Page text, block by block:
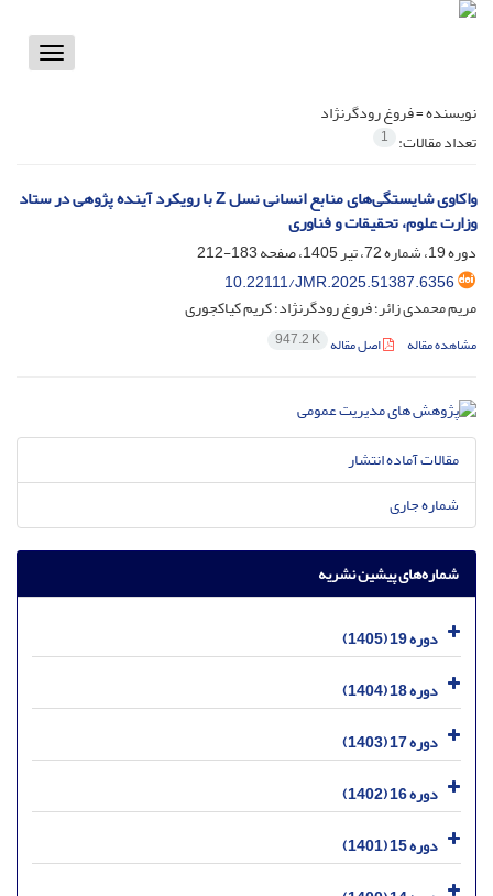
Toggle
نویسنده =فروغ رودگرنژاد
تعداد مقالات: 1
واکاوی شایستگی‌های منابع انسانی نسل Z با رویکرد آینده پژوهی در ستاد
وزارت علوم، تحقیقات و فناوری
دوره 19، شماره 72، تیر 1405، صفحه
183-212
10.22111/JMR.2025.51387.6356
مریم محمدی زائر؛ فروغ رودگرنژاد؛ کریم کیاکجوری
مشاهده مقاله اصل مقاله 947.2 K
مقالات آماده انتشار
شماره جاری
شماره‌های پیشین نشریه
دوره 19 (1405)
دوره 18 (1404)
دوره 17 (1403)
دوره 16 (1402)
دوره 15 (1401)